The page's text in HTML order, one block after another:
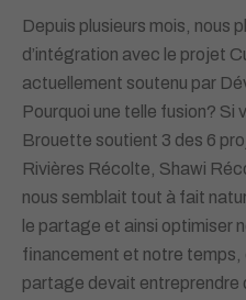
Depuis plusieurs mois, nous
d’intégration avec le projet
actuellement soutenu par
Pourquoi une telle fusion? Si
Brouette soutient 3 des 6
Rivières Récolte, Shawi
nous semblait tout à fait
le partage et ainsi optimiser
financement et notre temps,
partage devait entreprendre